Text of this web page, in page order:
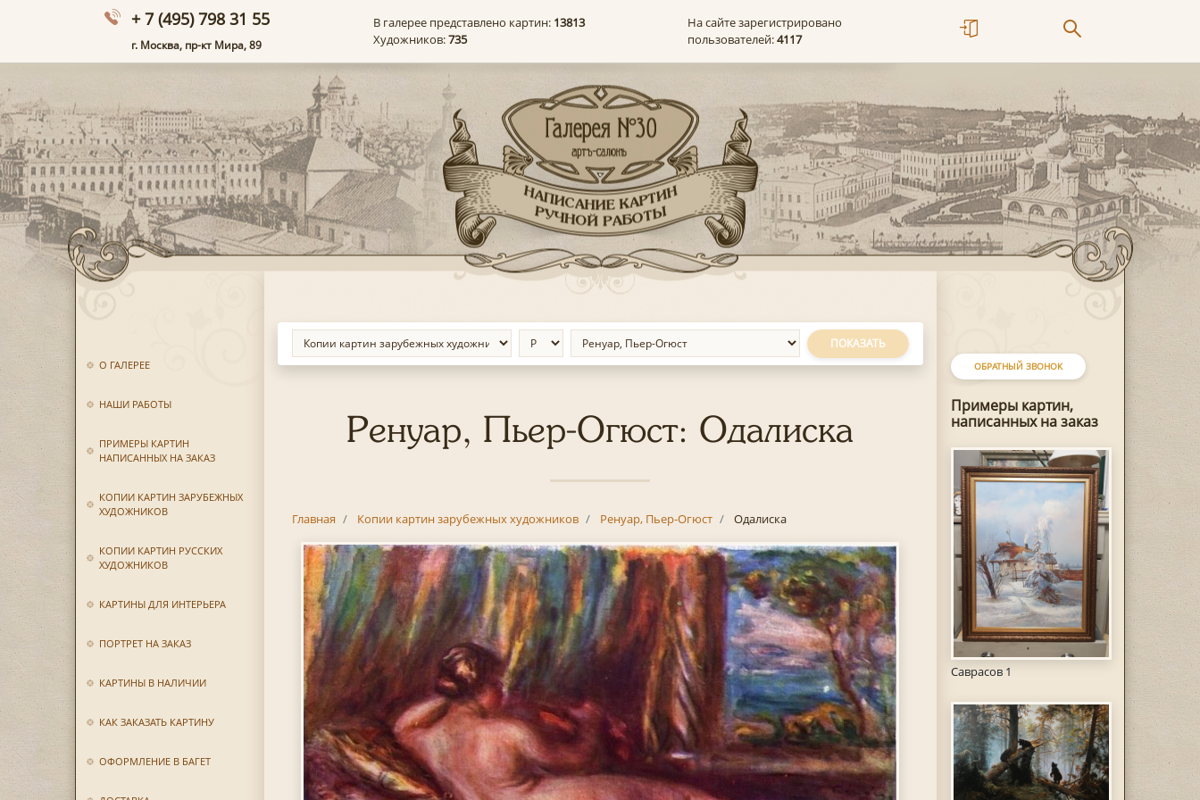
+ 7 (495) 798 31 55
г. Москва, пр-кт Мира, 89
В галерее представлено картин: 13813
Художников:735
На сайте зарегистрировано
пользователей:4117
О ГАЛЕРЕЕ
НАШИ РАБОТЫ
ПРИМЕРЫ КАРТИН
НАПИСАННЫХ НА ЗАКАЗ
КОПИИ КАРТИН ЗАРУБЕЖНЫХ
ХУДОЖНИКОВ
КОПИИ КАРТИН РУССКИХ
ХУДОЖНИКОВ
КАРТИНЫ ДЛЯ ИНТЕРЬЕРА
ПОРТРЕТ НА ЗАКАЗ
КАРТИНЫ В НАЛИЧИИ
КАК ЗАКАЗАТЬ КАРТИНУ
ОФОРМЛЕНИЕ В БАГЕТ
ОБРАТНЫЙ ЗВОНОК
Примеры картин,
написанных на заказ
Саврасов 1
ПОКАЗАТЬ
Ренуар, Пьер-Огюст: Одалиска
Главная Копии картин зарубежных художников Ренуар, Пьер-Огюст Одалиска